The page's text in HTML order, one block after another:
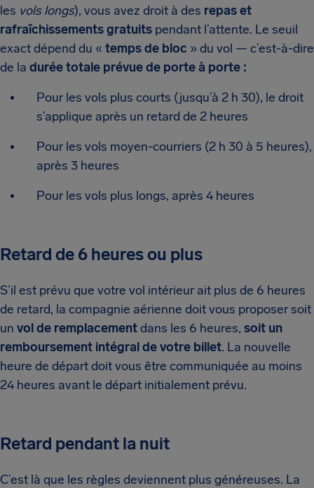
les vols longs), vous avez droit à des repas et
rafraîchissements gratuits pendant l’attente. Le seuil
exact dépend du « temps de bloc » du vol — c’est-à-dire
de la durée totale prévue de porte à porte :
Pour les vols plus courts (jusqu’à 2 h 30), le droit
s’applique après un retard de 2 heures
Pour les vols moyen-courriers (2 h 30 à 5 heures),
après 3 heures
Pour les vols plus longs, après 4 heures
Retard de 6 heures ou plus
S’il est prévu que votre vol intérieur ait plus de 6 heures
de retard, la compagnie aérienne doit vous proposer soit
un vol de remplacementdans les 6 heures, soit un
remboursement intégral de votre billet. La nouvelle
heure de départ doit vous être communiquée au moins
24 heures avant le départ initialement prévu.
Retard pendant la nuit
C’est là que les règles deviennent plus généreuses. La